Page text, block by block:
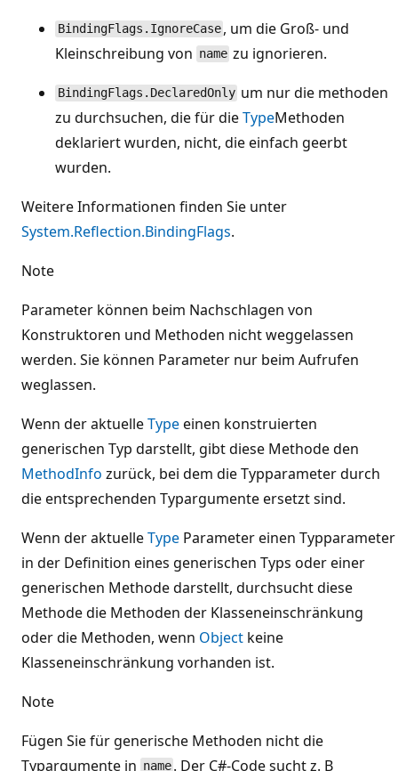
BindingFlags.IgnoreCase , um die Groß- und
Kleinschreibung von name zu ignorieren.
BindingFlags.DeclaredOnly um nur die methoden
zu durchsuchen, die für dieTypeMethoden
deklariert wurden, nicht, die einfach geerbt
wurden.
Weitere Informationen finden Sie unter
System.Reflection.BindingFlags.
Note
Parameter können beim Nachschlagen von
Konstruktoren und Methoden nicht weggelassen
werden. Sie können Parameter nur beim Aufrufen
weglassen.
Wenn der aktuelleTypeeinen konstruierten
generischen Typ darstellt, gibt diese Methode den
MethodInfo zurück, bei dem die Typparameter durch
die entsprechenden Typargumente ersetzt sind.
Wenn der aktuelleType Parameter einen Typparameter
in der Definition eines generischen Typs oder einer
generischen Methode darstellt, durchsucht diese
Methode die Methoden der Klasseneinschränkung
oder die Methoden, wenn Object keine
Klasseneinschränkung vorhanden ist.
Note
Fügen Sie für generische Methoden nicht die
Typargumente in name . Der C#-Code sucht z. B